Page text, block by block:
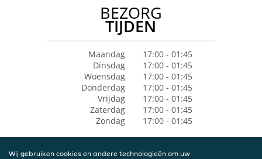
BEZORG
TIJDEN
Maandag
17:00 - 01:45
Dinsdag
17:00 - 01:45
Woensdag
17:00 - 01:45
Donderdag
17:00 - 01:45
Vrijdag
17:00 - 01:45
Zaterdag
17:00 - 01:45
Zondag
17:00 - 01:45
Wij gebruiken cookies en andere technologieën om uw